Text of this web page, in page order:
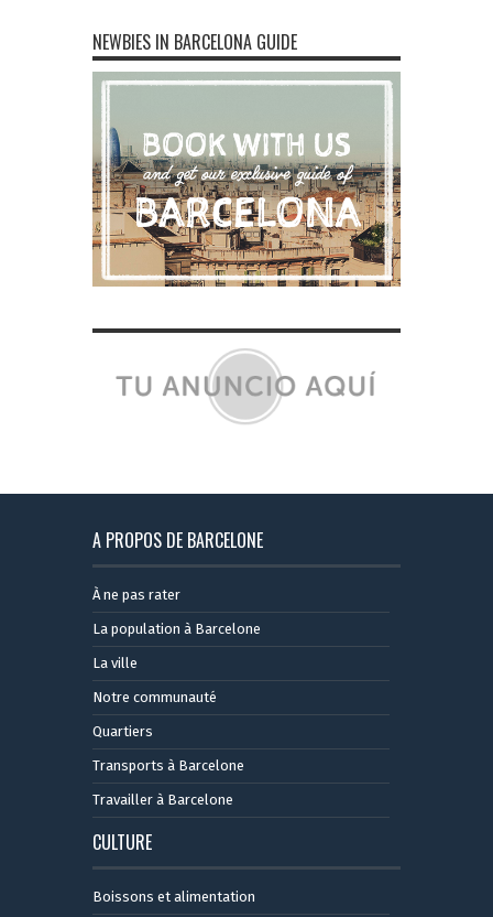
NEWBIES IN BARCELONA GUIDE
A PROPOS DE BARCELONE
À ne pas rater
La population à Barcelone
La ville
Notre communauté
Quartiers
Transports à Barcelone
Travailler à Barcelone
CULTURE
Boissons et alimentation